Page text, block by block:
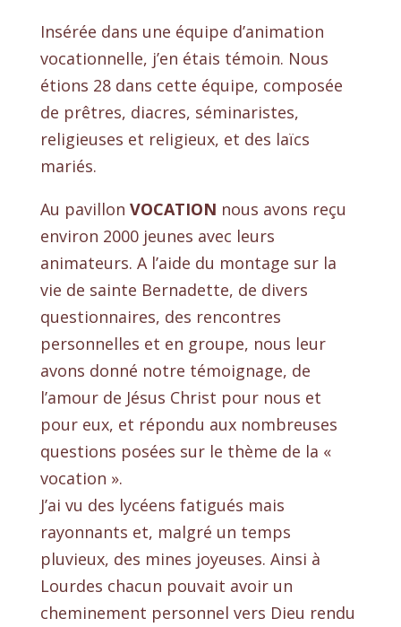
Insérée dans une équipe d’animation
vocationnelle, j’en étais témoin. Nous
étions 28 dans cette équipe, composée
de prêtres, diacres, séminaristes,
religieuses et religieux, et des laïcs
mariés.
Au pavillon VOCATION nous avons reçu
environ 2000 jeunes avec leurs
animateurs. A l’aide du montage sur la
vie de sainte Bernadette, de divers
questionnaires, des rencontres
personnelles et en groupe, nous leur
avons donné notre témoignage, de
l’amour de Jésus Christ pour nous et
pour eux, et répondu aux nombreuses
questions posées sur le thème de la «
vocation ».
J’ai vu des lycéens fatigués mais
rayonnants et, malgré un temps
pluvieux, des mines joyeuses. Ainsi à
Lourdes chacun pouvait avoir un
cheminement personnel vers Dieu rendu